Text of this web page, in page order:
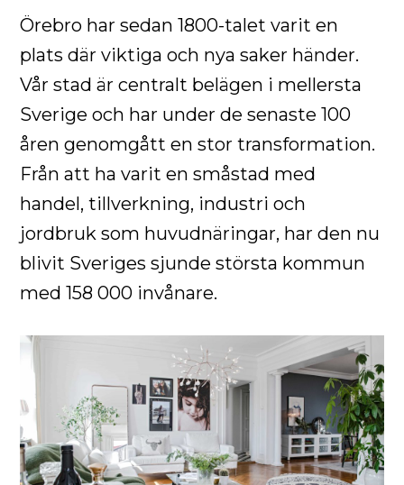
Örebro har sedan 1800-talet varit en
plats där viktiga och nya saker händer.
Vår stad är centralt belägen i mellersta
Sverige och har under de senaste 100
åren genomgått en stor transformation.
Från att ha varit en småstad med
handel, tillverkning, industri och
jordbruk som huvudnäringar, har den nu
blivit Sveriges sjunde största kommun
med 158 000 invånare.